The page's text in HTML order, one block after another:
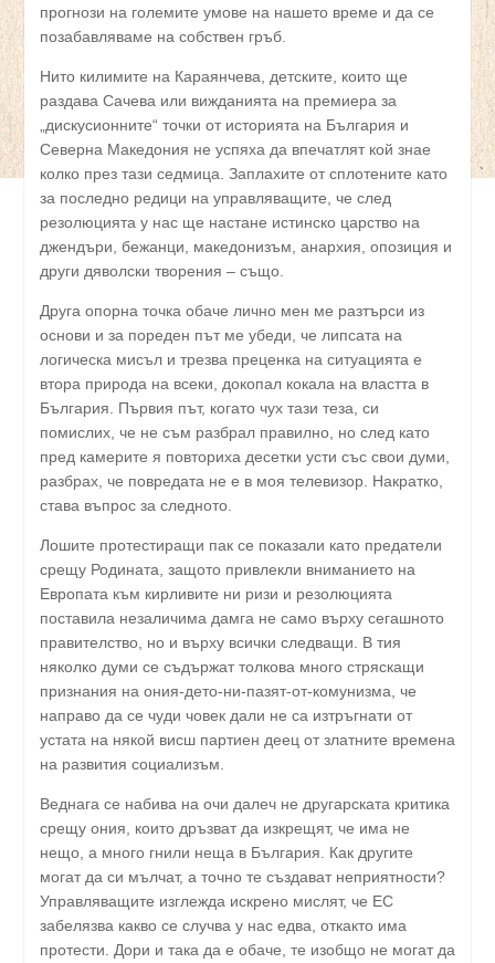
прогнози на големите умове на нашето време и да се
позабавляваме на собствен гръб.
Нито килимите на Караянчева, детските, които ще
раздава Сачева или вижданията на премиера за
„дискусионните“ точки от историята на България и
Северна Македония не успяха да впечатлят кой знае
колко през тази седмица. Заплахите от сплотените като
за последно редици на управляващите, че след
резолюцията у нас ще настане истинско царство на
джендъри, бежанци, македонизъм, анархия, опозиция и
други дяволски творения – също.
Друга опорна точка обаче лично мен ме разтърси из
основи и за пореден път ме убеди, че липсата на
логическа мисъл и трезва преценка на ситуацията е
втора природа на всеки, докопал кокала на властта в
България. Първия път, когато чух тази теза, си
помислих, че не съм разбрал правилно, но след като
пред камерите я повториха десетки усти със свои думи,
разбрах, че повредата не е в моя телевизор. Накратко,
става въпрос за следното.
Лошите протестиращи пак се показали като предатели
срещу Родината, защото привлекли вниманието на
Европата към кирливите ни ризи и резолюцията
поставила незаличима дамга не само върху сегашното
правителство, но и върху всички следващи. В тия
няколко думи се съдържат толкова много стряскащи
признания на ония-дето-ни-пазят-от-комунизма, че
направо да се чуди човек дали не са изтръгнати от
устата на някой висш партиен деец от златните времена
на развития социализъм.
Веднага се набива на очи далеч не другарската критика
срещу ония, които дръзват да изкрещят, че има не
нещо, а много гнили неща в България. Как другите
могат да си мълчат, а точно те създават неприятности?
Управляващите изглежда искрено мислят, че ЕС
забелязва какво се случва у нас едва, откакто има
протести. Дори и така да е обаче, те изобщо не могат да